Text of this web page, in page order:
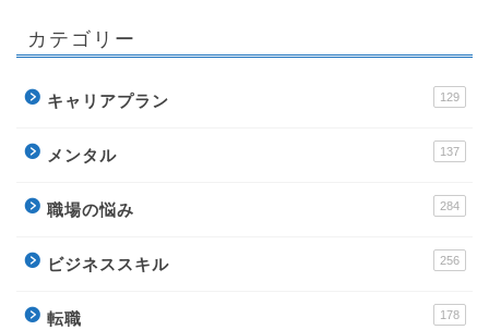
カテゴリー
キャリアプラン 129
メンタル 137
職場の悩み 284
ビジネススキル 256
転職 178